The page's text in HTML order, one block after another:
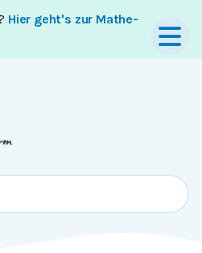
Hier geht's zur Mathe-